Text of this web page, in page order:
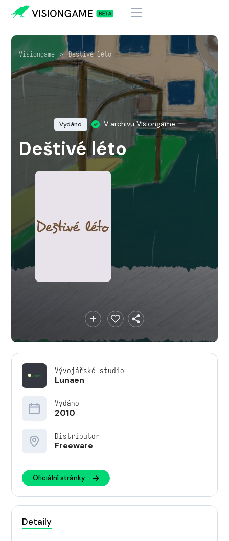
Visiongame > Deštivé léto
Vydáno V archivu Visiongame
Deštivé léto
Vývojářské studio
Lunaen
Vydáno
2010
Distributor
Freeware
Oficiální stránky
Detaily